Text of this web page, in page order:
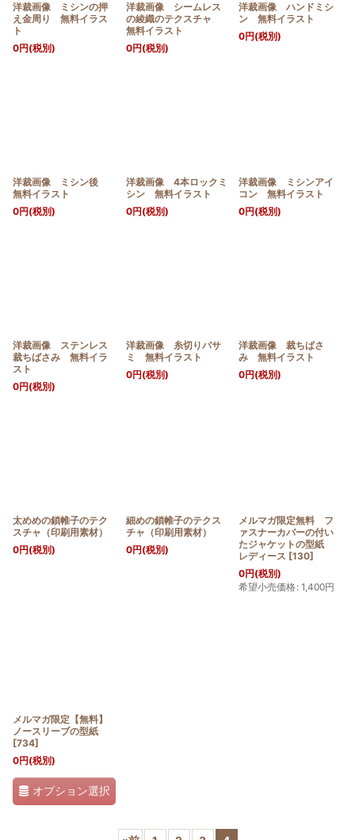
洋裁画像 ミシンの押
え金周り 無料イラス
ト
0円(税別)
洋裁画像 シームレス
の綾織のテクスチャ
無料イラスト
0円(税別)
洋裁画像 ハンドミシ
ン 無料イラスト
0円(税別)
洋裁画像 ミシン後
無料イラスト
0円(税別)
洋裁画像 4本ロックミ
シン 無料イラスト
0円(税別)
洋裁画像 ミシンアイ
コン 無料イラスト
0円(税別)
洋裁画像 ステンレス
裁ちばさみ 無料イラ
スト
0円(税別)
洋裁画像 糸切りバサ
ミ 無料イラスト
0円(税別)
洋裁画像 裁ちばさ
み 無料イラスト
0円(税別)
太めめの鎖帷子のテク
スチャ（印刷用素材）
0円(税別)
細めの鎖帷子のテクス
チャ（印刷用素材）
0円(税別)
メルマガ限定無料 フ
ァスナーカバーの付い
たジャケットの型紙
レディース [130]
0円(税別)
希望小売価格: 1,400円
メルマガ限定【無料】
ノースリーブの型紙
[734]
0円(税別)
オプション選択